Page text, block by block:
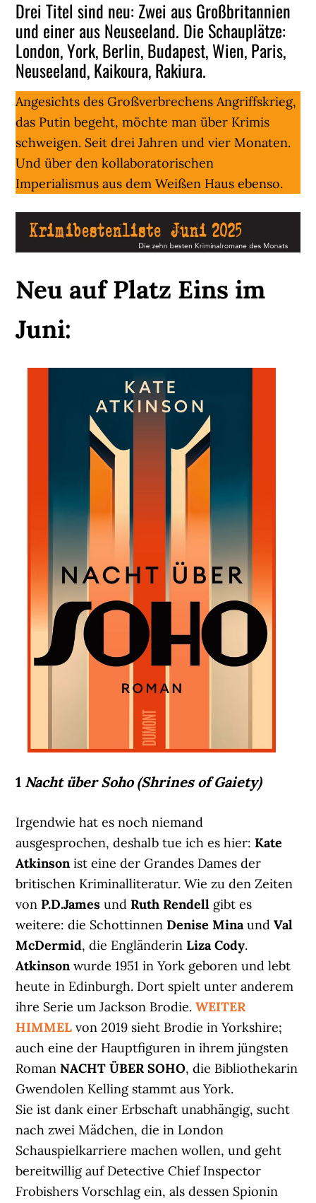
Drei Titel sind neu: Zwei aus Großbritannien
und einer aus Neuseeland. Die Schauplätze:
London, York, Berlin, Budapest, Wien, Paris,
Neuseeland, Kaikoura, Rakiura.
Angesichts des Großverbrechens Angriffskrieg,
das Putin begeht, möchte man über Krimis
schweigen. Seit drei Jahren und vier Monaten.
Und über den kollaboratorischen
Imperialismus aus dem Weißen Haus ebenso.
Neu auf Platz Eins im
Juni:
1 Nacht über Soho (Shrines of Gaiety)
Irgendwie hat es noch niemand
ausgesprochen, deshalb tue ich es hier:Kate
Atkinsonist eine der Grandes Dames der
britischen Kriminalliteratur. Wie zu den Zeiten
vonP.D.James undRuth Rendell gibt es
weitere: die SchottinnenDenise MinaundVal
McDermid, die EngländerinLiza Cody.
Atkinsonwurde 1951 in York geboren und lebt
heute in Edinburgh. Dort spielt unter anderem
ihre Serie um Jackson Brodie.WEITER
HIMMEL von 2019 sieht Brodie in Yorkshire;
auch eine der Hauptfiguren in ihrem jüngsten
RomanNACHT ÜBER SOHO, die Bibliothekarin
Gwendolen Kelling stammt aus York.
Sie ist dank einer Erbschaft unabhängig, sucht
nach zwei Mädchen, die in London
Schauspielkarriere machen wollen, und geht
bereitwillig auf Detective Chief Inspector
Frobishers Vorschlag ein, als dessen Spionin